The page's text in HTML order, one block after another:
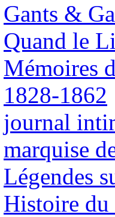
Gants &
Quand le
Mémoires
1828-1862
journal
marquise
Légendes
Histoire du